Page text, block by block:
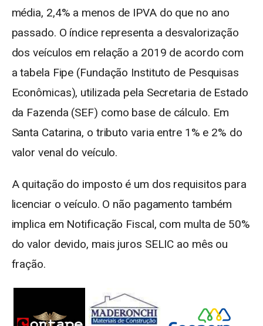
média, 2,4% a menos de IPVA do que no ano
passado. O índice representa a desvalorização
dos veículos em relação a 2019 de acordo com
a tabela Fipe (Fundação Instituto de Pesquisas
Econômicas), utilizada pela Secretaria de Estado
da Fazenda (SEF) como base de cálculo. Em
Santa Catarina, o tributo varia entre 1% e 2% do
valor venal do veículo.
A quitação do imposto é um dos requisitos para
licenciar o veículo. O não pagamento também
implica em Notificação Fiscal, com multa de 50%
do valor devido, mais juros SELIC ao mês ou
fração.